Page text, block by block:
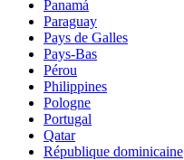
Panamá
Paraguay
Pays de Galles
Pays-Bas
Pérou
Philippines
Pologne
Portugal
Qatar
République dominicaine